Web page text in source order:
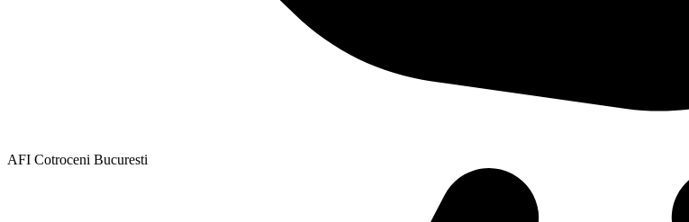
AFI Cotroceni Bucuresti